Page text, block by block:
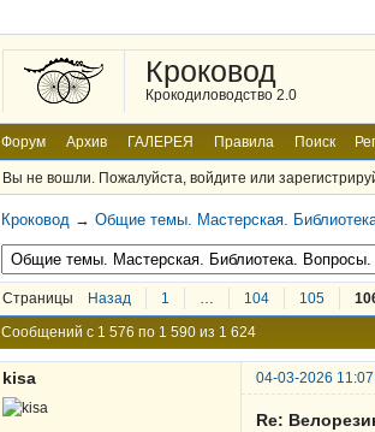
Кроковод
Крокодиловодство 2.0
Форум Архив ГАЛЕРЕЯ Правила Поиск
Вы не вошли. Пожалуйста, войдите или
Кроковод →Общие темы. Мастерская.
Страницы Назад 1 … 104 105
Сообщений с 1 576 по 1 590 из 1 624
kisa 04-03-2026
Re: